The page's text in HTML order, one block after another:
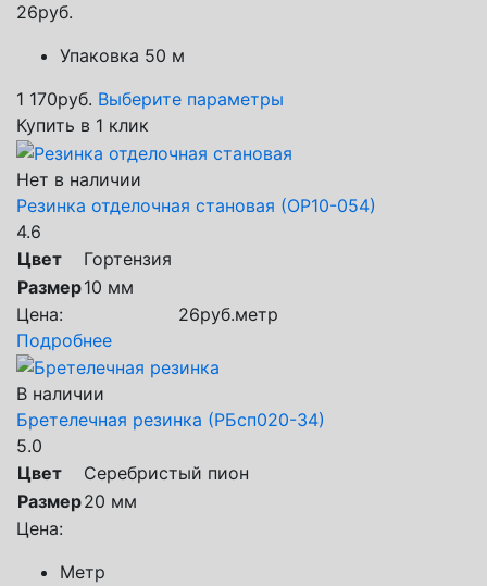
26руб.
Упаковка 50 м
1 170руб. Выберите параметры
Купить в 1 клик
Нет в наличии
Резинка отделочная становая (ОР10-054)
4.6
Цвет
Гортензия
Размер10 мм
Цена:
26руб.метр
Подробнее
В наличии
Бретелечная резинка (РБсп020-34)
5.0
Цвет
Серебристый пион
Размер20 мм
Цена:
Метр